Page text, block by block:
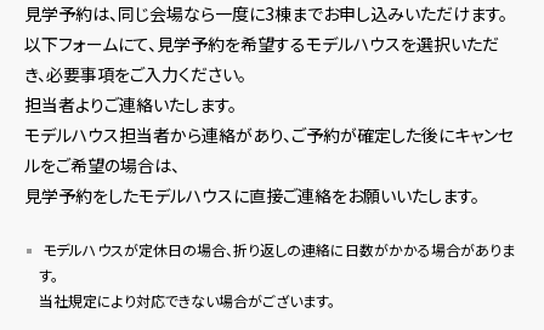
見学予約は、同じ会場なら一度に3棟までお申し込みいただけます。
以下フォームにて、見学予約を希望するモデルハウスを選択いただ
き、必要事項をご入力ください。
担当者よりご連絡いたします。
モデルハウス担当者から連絡があり、ご予約が確定した後にキャンセ
ルをご希望の場合は、
見学予約をしたモデルハウスに直接ご連絡をお願いいたします。
モデルハウスが定休日の場合、折り返しの連絡に日数がかかる場合がありま
す。
当社規定により対応できない場合がございます。